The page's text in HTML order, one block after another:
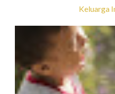
Keluarga